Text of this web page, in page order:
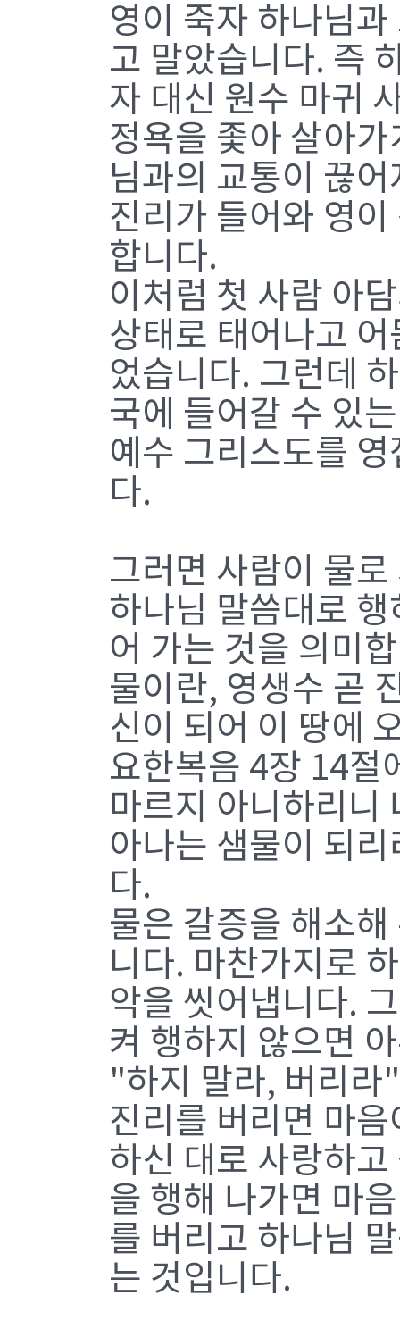
영이 죽자 하나님
고 말았습니다. 즉
자 대신 원수 마귀
정욕을 좇아 살아
님과의 교통이 끊
진리가 들어와 영
합니다.
이처럼 첫 사람 아
상태로 태어나고
었습니다. 그런데
국에 들어갈 수 있
예수 그리스도를
다.
그러면 사람이 물
하나님 말씀대로
어 가는 것을 의미
물이란, 영생수 곧
신이 되어 이 땅에
요한복음 4장 14절
마르지 아니하리니
아나는 샘물이 되
다.
물은 갈증을 해소
니다. 마찬가지로
악을 씻어냅니다.
켜 행하지 않으면
"하지 말라, 버리라
진리를 버리면 마
하신 대로 사랑하
을 행해 나가면 마
를 버리고 하나님
는 것입니다.